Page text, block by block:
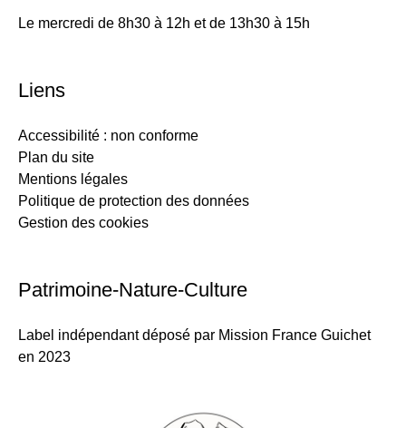
Le mercredi de 8h30 à 12h et de 13h30 à 15h
Liens
Accessibilité : non conforme
Plan du site
Mentions légales
Politique de protection des données
Gestion des cookies
Patrimoine-Nature-Culture
Label indépendant déposé par Mission France Guichet
en 2023